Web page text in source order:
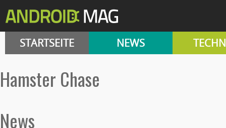
STARTSEITE NEWS
Hamster Chase
News